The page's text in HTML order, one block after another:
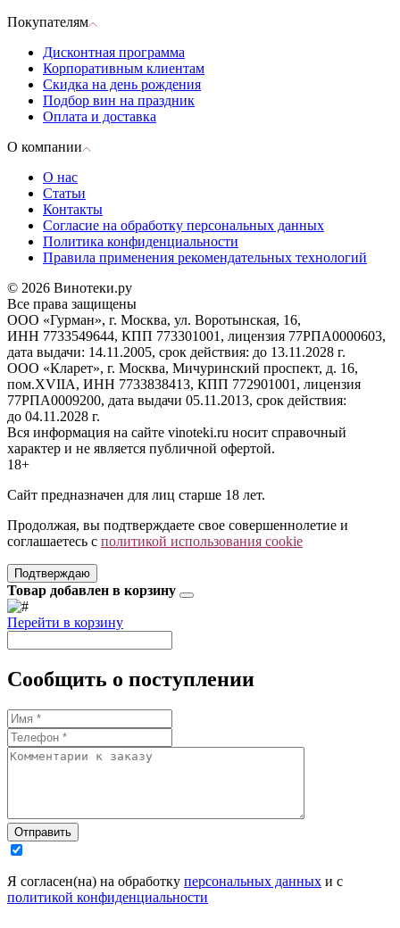
Покупателям
Дисконтная программа
Корпоративным клиентам
Скидка на день рождения
Подбор вин на праздник
Оплата и доставка
О компании
О нас
Статьи
Контакты
Согласие на обработку персональных данных
Политика конфиденциальности
Правила применения рекомендательных технологий
© 2026 Винотеки.ру
Все права защищены
ООО «Гурман», г. Москва, ул. Воротынская, 16,
ИНН 7733549644, КПП 773301001, лицензия 77РПА0000603,
дата выдачи: 14.11.2005, срок действия: до 13.11.2028 г.
ООО «Кларет», г. Москва, Мичуринский проспект, д. 16,
пом.XVIIA, ИНН 7733838413, КПП 772901001, лицензия
77РПА0009200, дата выдачи 05.11.2013, срок действия:
до 04.11.2028 г.
Вся информация на сайте vinoteki.ru носит справочный
характер и не является публичной офертой.
18+
Сайт предназначен для лиц старше 18 лет.
Продолжая, вы подтверждаете свое совершеннолетие и
соглашаетесь с политикой использования cookie
Подтверждаю
Товар добавлен в корзину
Перейти в корзину
Сообщить о поступлении
Отправить
Я согласен(на) на обработку персональных данных и с
политикой конфиденциальности